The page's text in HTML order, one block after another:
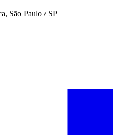
São Paulo / SP